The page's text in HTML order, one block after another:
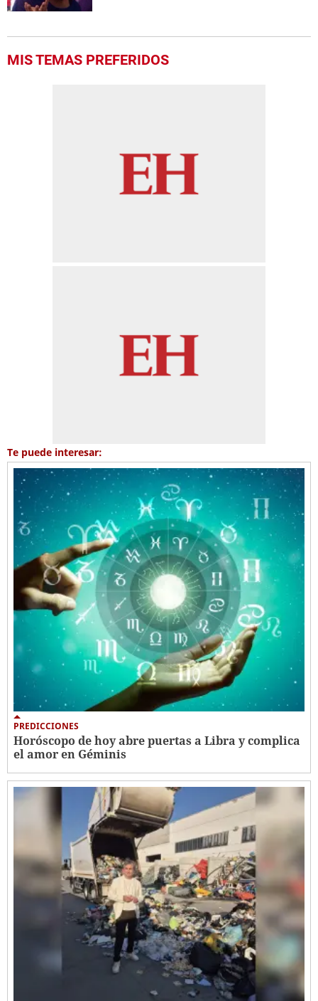
MIS TEMAS PREFERIDOS
Te puede interesar:
PREDICCIONES
Horóscopo de hoy abre puertas a Libra y complica
el amor en Géminis